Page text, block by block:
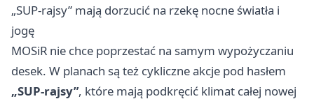
„SUP-rajsy” mają dorzucić na rzekę nocne światła i
jogę
MOSiR nie chce poprzestać na samym wypożyczaniu
desek. W planach są też cykliczne akcje pod hasłem
„SUP-rajsy”, które mają podkręcić klimat całej nowej